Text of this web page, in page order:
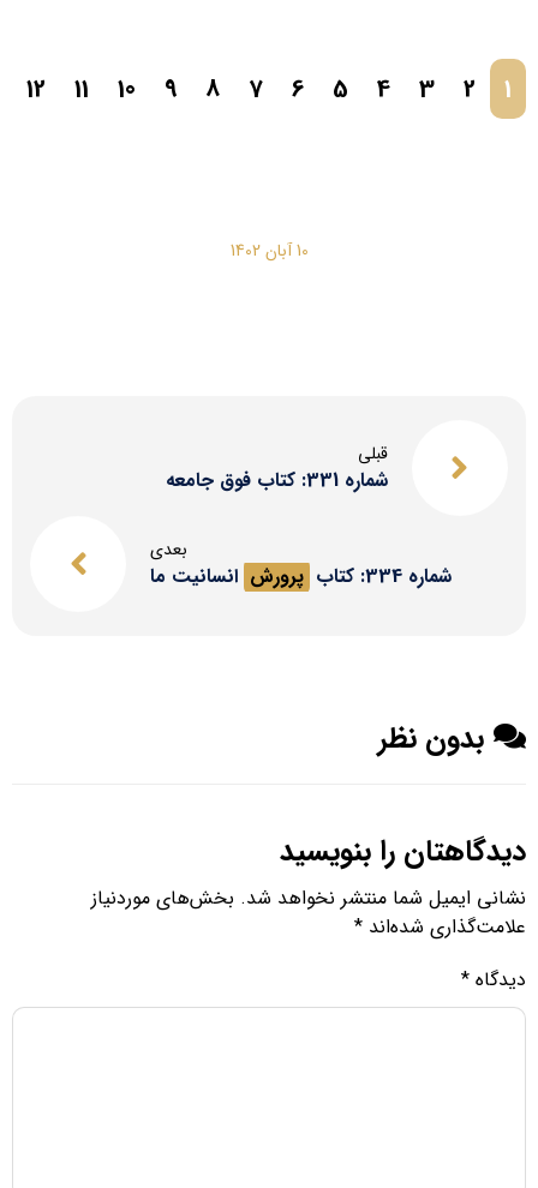
1
2
3
4
5
6
7
8
9
10
11
12
10 آبان 1402
قبلی
شماره 331: کتاب فوق جامعه
بعدی
شماره 334: کتاب پرورش انسانیت ما
بدون نظر
دیدگاهتان را بنویسید
نشانی ایمیل شما منتشر نخواهد شد. بخش‌های موردنیاز
علامت‌گذاری شده‌اند *
دیدگاه *